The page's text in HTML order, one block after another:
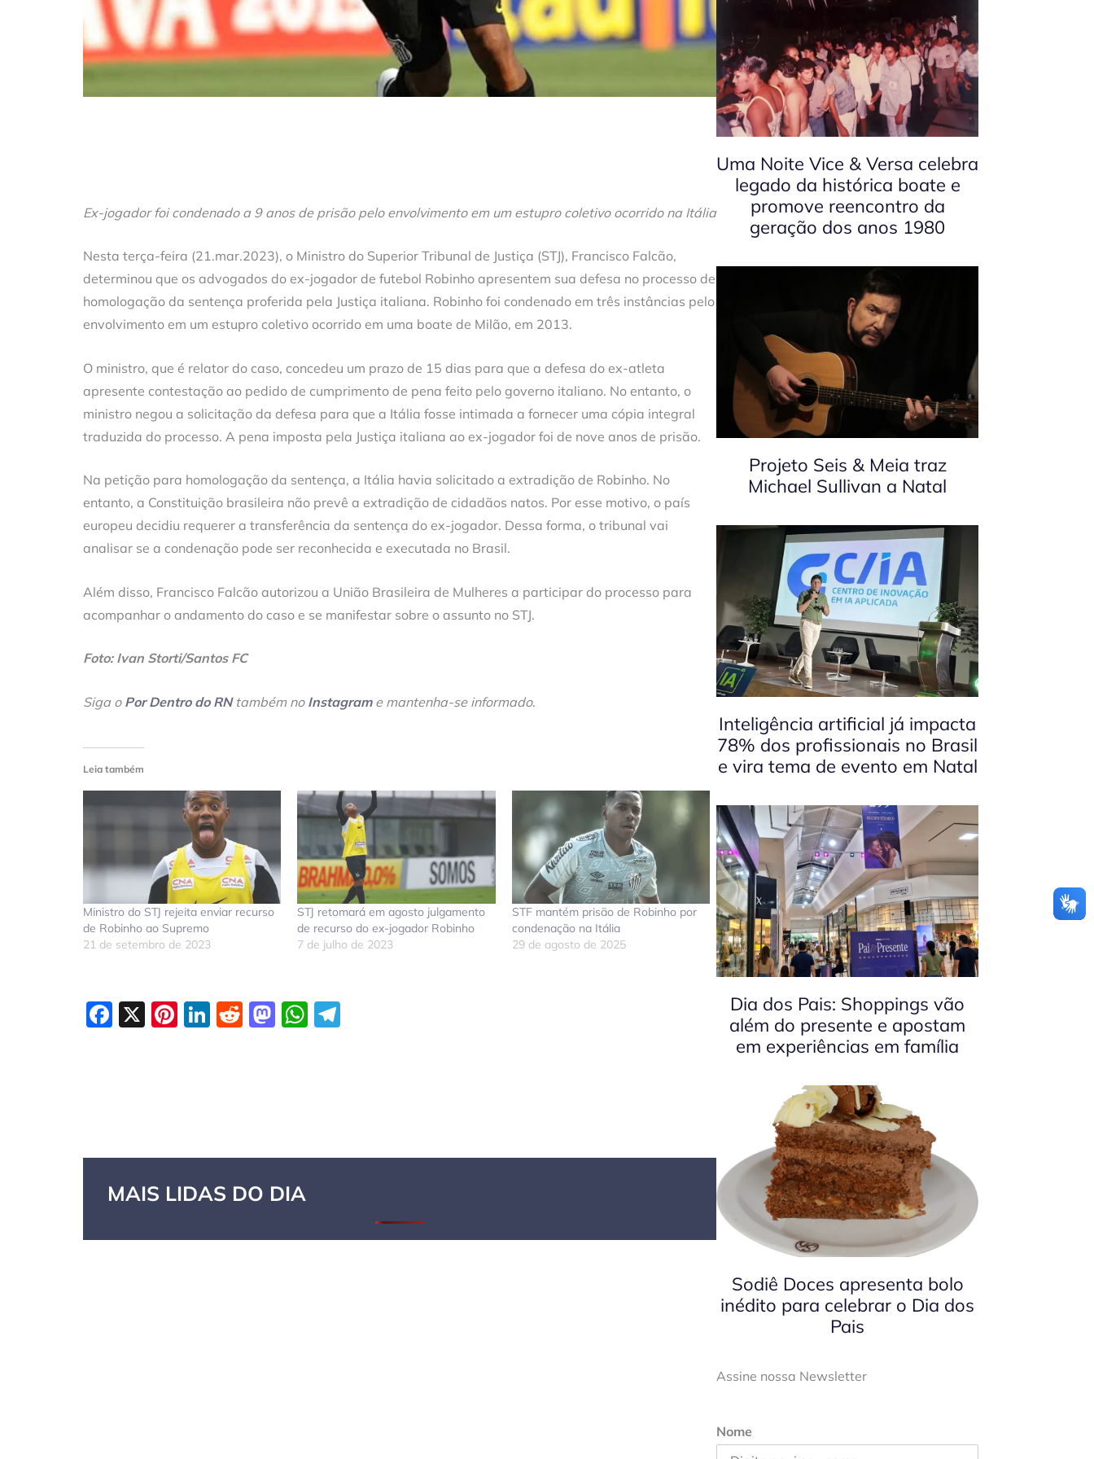
Ex-jogador foi condenado a 9 anos de prisão pelo envolvimento em um estupro coletivo ocorrido na Itália
Nesta terça-feira (21.mar.2023), o Ministro do Superior Tribunal de Justiça (STJ), Francisco Falcão,
determinou que os advogados do ex-jogador de futebol Robinho apresentem sua defesa no processo de
homologação da sentença proferida pela Justiça italiana. Robinho foi condenado em três instâncias pelo
envolvimento em um estupro coletivo ocorrido em uma boate de Milão, em 2013.
O ministro, que é relator do caso, concedeu um prazo de 15 dias para que a defesa do ex-atleta
apresente contestação ao pedido de cumprimento de pena feito pelo governo italiano. No entanto, o
ministro negou a solicitação da defesa para que a Itália fosse intimada a fornecer uma cópia integral
traduzida do processo. A pena imposta pela Justiça italiana ao ex-jogador foi de nove anos de prisão.
Na petição para homologação da sentença, a Itália havia solicitado a extradição de Robinho. No
entanto, a Constituição brasileira não prevê a extradição de cidadãos natos. Por esse motivo, o país
europeu decidiu requerer a transferência da sentença do ex-jogador. Dessa forma, o tribunal vai
analisar se a condenação pode ser reconhecida e executada no Brasil.
Além disso, Francisco Falcão autorizou a União Brasileira de Mulheres a participar do processo para
acompanhar o andamento do caso e se manifestar sobre o assunto no STJ.
Foto: Ivan Storti/Santos FC
Siga o Por Dentro do RNtambém no Instagrame mantenha-se informado.
Leia também
Ministro do STJ rejeita enviar recurso
de Robinho ao Supremo
21 de setembro de 2023
STJ retomará em agosto julgamento
de recurso do ex-jogador Robinho
7 de julho de 2023
STF mantém prisão de Robinho por
condenação na Itália
29 de agosto de 2025
Facebook
X Pinterest
LinkedIn
Reddit
Mastodon
WhatsApp
MAIS LIDAS DO DIA
Uma Noite Vice & Versa celebra
legado da histórica boate e
promove reencontro da
geração dos anos 1980
Projeto Seis & Meia traz
Michael Sullivan a Natal
Inteligência artificial já impacta
78% dos profissionais no Brasil
e vira tema de evento em Natal
Dia dos Pais: Shoppings vão
além do presente e apostam
em experiências em família
Sodiê Doces apresenta bolo
inédito para celebrar o Dia dos
Pais
Assine nossa Newsletter
Nome